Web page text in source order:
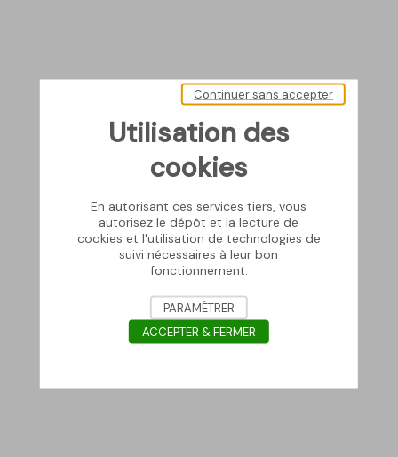
Utilisation des
cookies
En autorisant ces services tiers, vous
autorisez le dépôt et la lecture de
cookies et l'utilisation de technologies de
suivi nécessaires à leur bon
fonctionnement.
Continuer sans accepter
PARAMÉTRER
ACCEPTER & FERMER